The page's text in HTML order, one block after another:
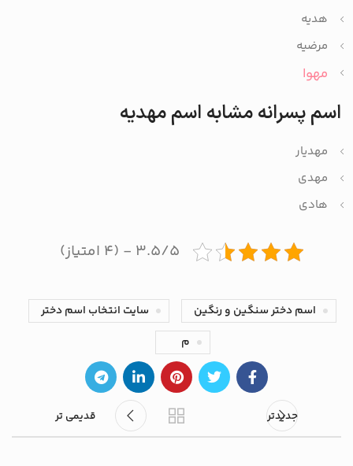
هدیه
مرضیه
مهوا
اسم پسرانه مشابه اسم مهدیه
مهدیار
مهدی
هادی
۳.۵/۵ - (۴ امتیاز)
اسم دختر سنگین و رنگین
سایت انتخاب اسم دختر
م
جدیدتر قدیمی تر